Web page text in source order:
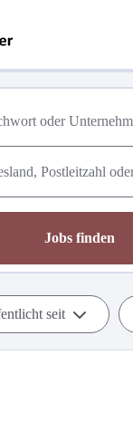
Jobs finden
seit